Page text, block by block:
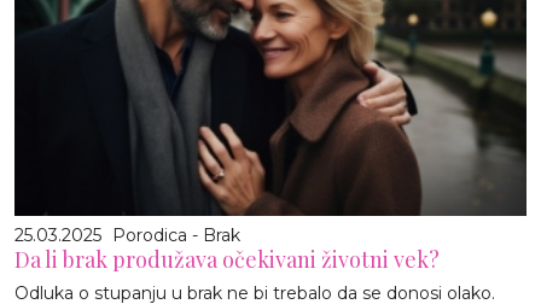
25.03.2025 Porodica - Brak
Da li brak produžava očekivani životni vek?
Odluka o stupanju u brak ne bi trebalo da se donosi olako.